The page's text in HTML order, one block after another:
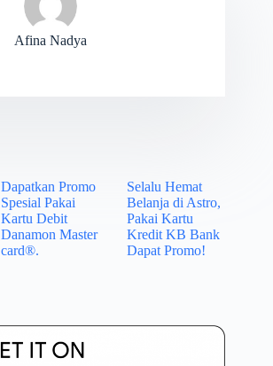
Afina Nadya
Dapatkan Promo
Spesial Pakai
Kartu Debit
Danamon Master
card®.
Selalu Hemat
Belanja di Astro,
Pakai Kartu
Kredit KB Bank
Dapat Promo!